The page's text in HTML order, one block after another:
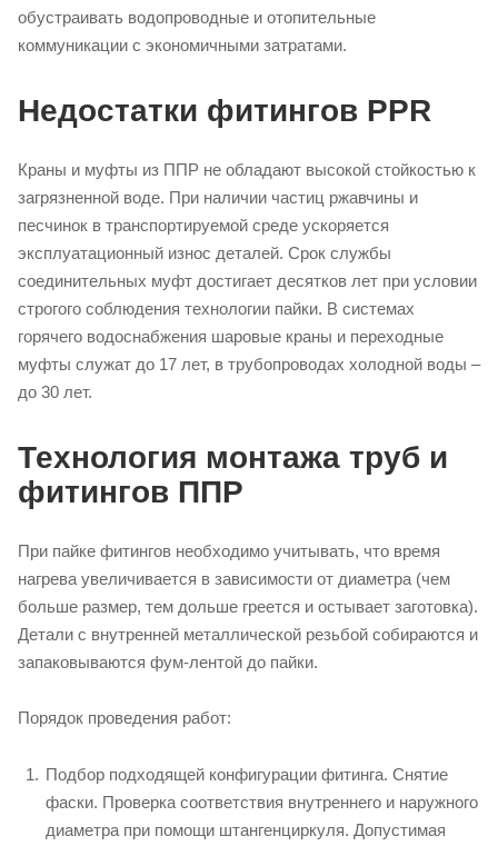
обустраивать водопроводные и отопительные
коммуникации с экономичными затратами.
Недостатки фитингов PPR
Краны и муфты из ППР не обладают высокой стойкостью к
загрязненной воде. При наличии частиц ржавчины и
песчинок в транспортируемой среде ускоряется
эксплуатационный износ деталей. Срок службы
соединительных муфт достигает десятков лет при условии
строгого соблюдения технологии пайки. В системах
горячего водоснабжения шаровые краны и переходные
муфты служат до 17 лет, в трубопроводах холодной воды –
до 30 лет.
Технология монтажа труб и
фитингов ППР
При пайке фитингов необходимо учитывать, что время
нагрева увеличивается в зависимости от диаметра (чем
больше размер, тем дольше греется и остывает заготовка).
Детали с внутренней металлической резьбой собираются и
запаковываются фум-лентой до пайки.
Порядок проведения работ:
Подбор подходящей конфигурации фитинга. Снятие
фаски. Проверка соответствия внутреннего и наружного
диаметра при помощи штангенциркуля. Допустимая